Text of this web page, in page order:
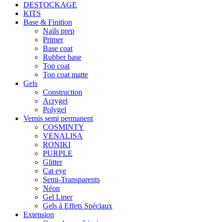
DESTOCKAGE
KITS
Base & Finition
Nails prep
Primer
Base coat
Rubber base
Top coat
Top coat matte
Gels
Construction
Acrygel
Polygel
Vernis semi permanent
COSMINTY
VENALISA
RONIKI
PURPLE
Glitter
Cat eye
Semi-Transparents
Néon
Gel Liner
Gels à Effets Spéciaux
Extension